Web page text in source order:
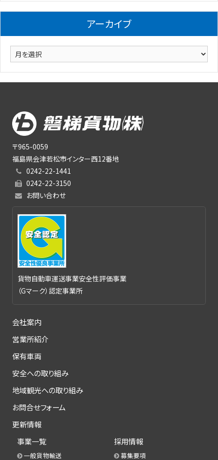
ー
アーカイブ
ア
ー
〒965-0059
福島県会津若松市インター西12番地
0242-22-1441
0242-22-3150
お問い合わせ
貨物自動車運送事業安全性評価事業
（Gマーク）認定事業所
会社案内
営業所紹介
保有車両
安全への取り組み
地域観光への取り組み
お問合せフォーム
更新情報
事業一覧
一般貨物輸送
採用情報
募集要項